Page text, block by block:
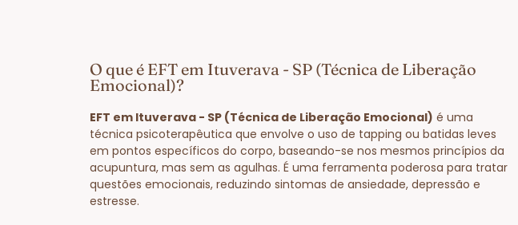
O que é EFT em Ituverava - SP (Técnica de Liberação
Emocional)?
EFT em Ituverava - SP (Técnica de Liberação Emocional) é uma
técnica psicoterapêutica que envolve o uso de tapping ou batidas leves
em pontos específicos do corpo, baseando-se nos mesmos princípios da
acupuntura, mas sem as agulhas. É uma ferramenta poderosa para tratar
questões emocionais, reduzindo sintomas de ansiedade, depressão e
estresse.